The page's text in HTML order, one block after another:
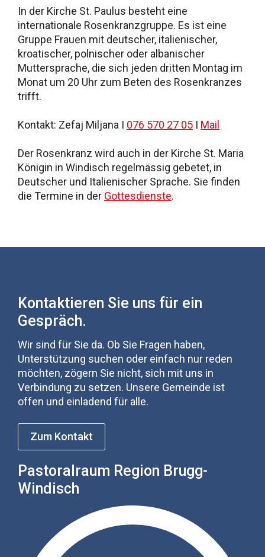
In der Kirche St. Paulus besteht eine
internationale Rosenkranzgruppe. Es ist eine
Gruppe Frauen mit deutscher, italienischer,
kroatischer, polnischer oder albanischer
Muttersprache, die sich jeden dritten Montag im
Monat um 20 Uhr zum Beten des Rosenkranzes
trifft.
Kontakt: Zefaj Miljana I 076 570 27 05 I Mail
Der Rosenkranz wird auch in der Kirche St. Maria
Königin in Windisch regelmässig gebetet, in
Deutscher und Italienischer Sprache. Sie finden
die Termine in der Gottesdienste.
Kontaktieren Sie uns für ein
Gespräch.
Wir sind für Sie da. Ob Sie Fragen haben,
Unterstützung suchen oder einfach nur reden
möchten, zögern Sie nicht, sich mit uns in
Verbindung zu setzen. Unsere Gemeinde ist
offen und einladend für alle.
Zum Kontakt
Pastoralraum Region Brugg-
Windisch